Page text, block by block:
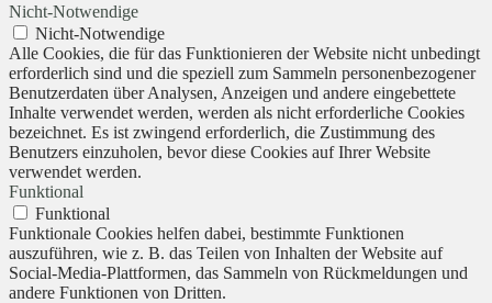
Nicht-Notwendige
Nicht-Notwendige
Alle Cookies, die für das Funktionieren der Website nicht unbedingt
erforderlich sind und die speziell zum Sammeln personenbezogener
Benutzerdaten über Analysen, Anzeigen und andere eingebettete
Inhalte verwendet werden, werden als nicht erforderliche Cookies
bezeichnet. Es ist zwingend erforderlich, die Zustimmung des
Benutzers einzuholen, bevor diese Cookies auf Ihrer Website
verwendet werden.
Funktional
Funktional
Funktionale Cookies helfen dabei, bestimmte Funktionen
auszuführen, wie z. B. das Teilen von Inhalten der Website auf
Social-Media-Plattformen, das Sammeln von Rückmeldungen und
andere Funktionen von Dritten.